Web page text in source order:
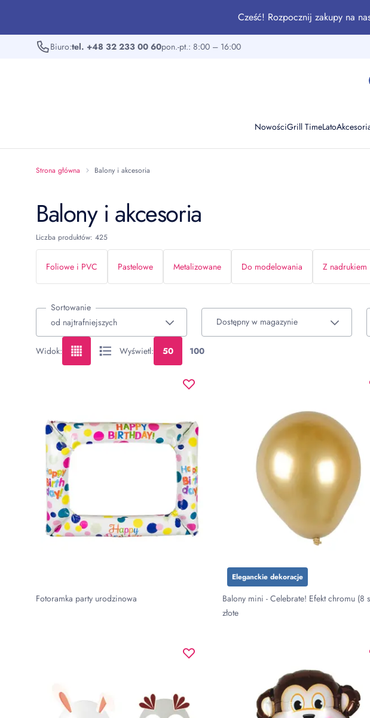
Cześć! Rozpocznij zakupy na
Biuro:tel. +48 32 233 00 60pon.-pt.: 8:00 – 16:00
NowościGrill TimeLato
Strona główna Balony i akcesoria
Balony i akcesoria
Liczba produktów: 425
Foliowe i PVC Pastelowe Metalizowane Do modelowania Z nadrukiem
Sortowanie
Dostępny w magazynie
Widok: Wyświetl: 50 100
Fotoramka party urodzinowa
Eleganckie dekoracje
Balony mini - Celebrate! Efekt chromu (8
złote